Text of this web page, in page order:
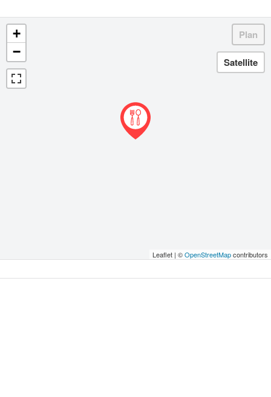
+
−
Leaflet | ©OpenStreetMapcontributors